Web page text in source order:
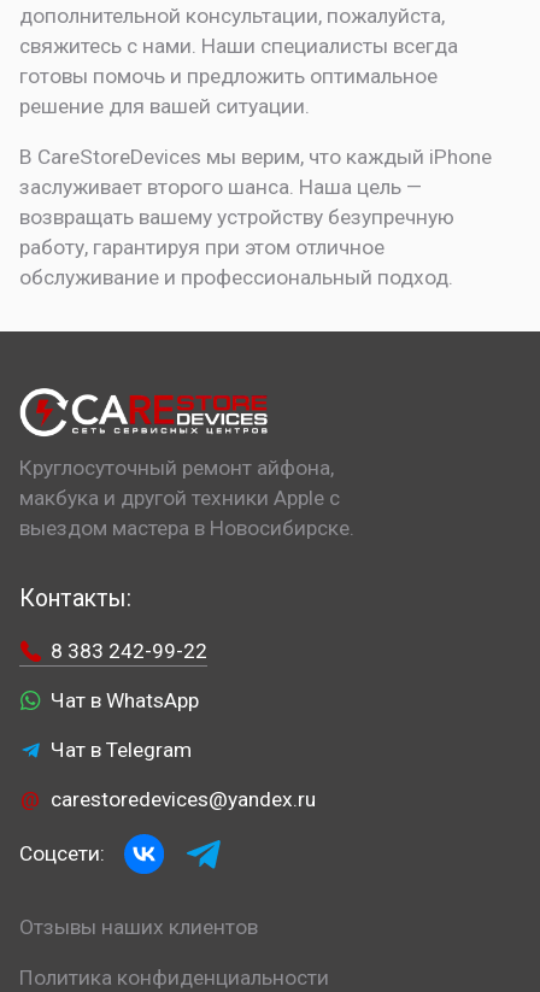
дополнительной консультации, пожалуйста,
свяжитесь с нами. Наши специалисты всегда
готовы помочь и предложить оптимальное
решение для вашей ситуации.
В CareStoreDevices мы верим, что каждый iPhone
заслуживает второго шанса. Наша цель —
возвращать вашему устройству безупречную
работу, гарантируя при этом отличное
обслуживание и профессиональный подход.
Круглосуточный ремонт айфона,
макбука и другой техники Apple с
выездом мастера в Новосибирске.
Контакты:
8 383 242-99-22
Чат в WhatsApp
Чат в Telegram
carestoredevices@yandex.ru
Соцсети:
Отзывы наших клиентов
Политика конфиденциальности